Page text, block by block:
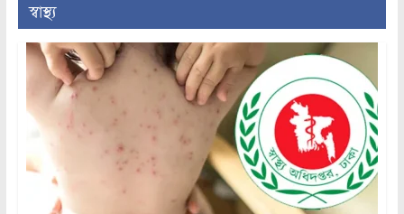
স্বাস্থ্য